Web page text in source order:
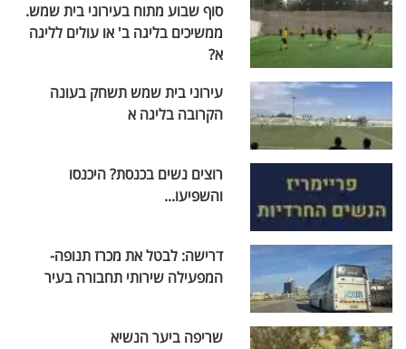
סוף שבוע מתוח בעירוני בית שמש.
ממשיכים בליגה ב' או עולים לליגה
א?
עירוני בית שמש תשחק בעונה
הקרובה בליגה א
רוצים נשים בכנסת? היכנסו
והשפיעו...
דרישה: לבטל את מכרז תנופה-
המפעילה שירותי תחבורה בעיר
שריפה ביער הנשיא